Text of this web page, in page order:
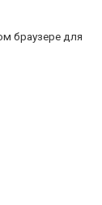
браузере для